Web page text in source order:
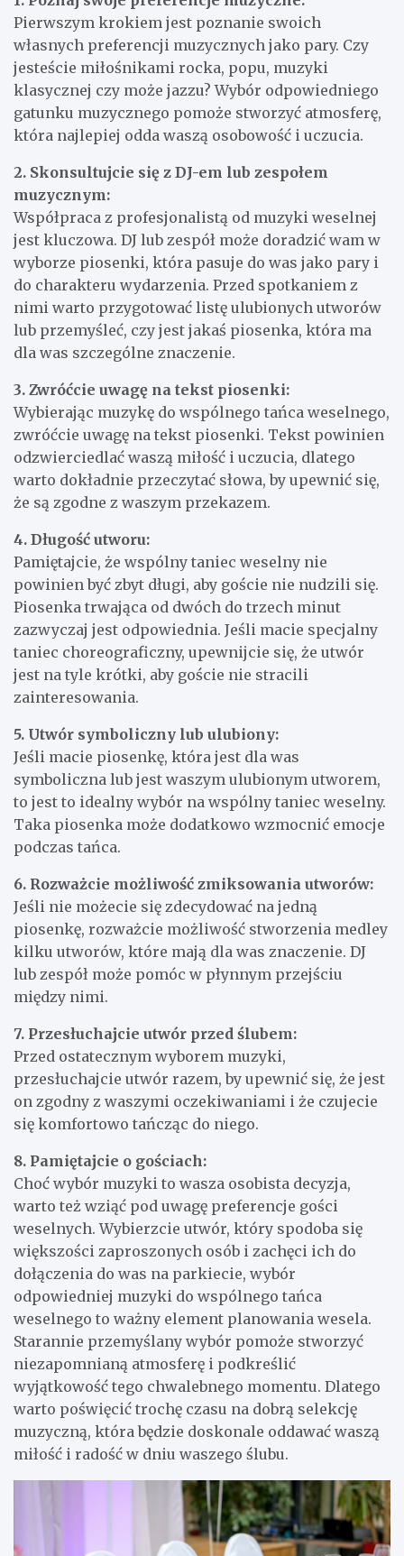
Pierwszym krokiem jest poznanie swoich
własnych preferencji muzycznych jako pary. Czy
jesteście miłośnikami rocka, popu, muzyki
klasycznej czy może jazzu? Wybór odpowiedniego
gatunku muzycznego pomoże stworzyć atmosferę,
która najlepiej odda waszą osobowość i uczucia.
2. Skonsultujcie się z DJ-em lub zespołem
muzycznym:
Współpraca z profesjonalistą od muzyki weselnej
jest kluczowa. DJ lub zespół może doradzić wam w
wyborze piosenki, która pasuje do was jako pary i
do charakteru wydarzenia. Przed spotkaniem z
nimi warto przygotować listę ulubionych utworów
lub przemyśleć, czy jest jakaś piosenka, która ma
dla was szczególne znaczenie.
3. Zwróćcie uwagę na tekst piosenki:
Wybierając muzykę do wspólnego tańca weselnego,
zwróćcie uwagę na tekst piosenki. Tekst powinien
odzwierciedlać waszą miłość i uczucia, dlatego
warto dokładnie przeczytać słowa, by upewnić się,
że są zgodne z waszym przekazem.
4. Długość utworu:
Pamiętajcie, że wspólny taniec weselny nie
powinien być zbyt długi, aby goście nie nudzili się.
Piosenka trwająca od dwóch do trzech minut
zazwyczaj jest odpowiednia. Jeśli macie specjalny
taniec choreograficzny, upewnijcie się, że utwór
jest na tyle krótki, aby goście nie stracili
zainteresowania.
5. Utwór symboliczny lub ulubiony:
Jeśli macie piosenkę, która jest dla was
symboliczna lub jest waszym ulubionym utworem,
to jest to idealny wybór na wspólny taniec weselny.
Taka piosenka może dodatkowo wzmocnić emocje
podczas tańca.
6. Rozważcie możliwość zmiksowania utworów:
Jeśli nie możecie się zdecydować na jedną
piosenkę, rozważcie możliwość stworzenia medley
kilku utworów, które mają dla was znaczenie. DJ
lub zespół może pomóc w płynnym przejściu
między nimi.
7. Przesłuchajcie utwór przed ślubem:
Przed ostatecznym wyborem muzyki,
przesłuchajcie utwór razem, by upewnić się, że jest
on zgodny z waszymi oczekiwaniami i że czujecie
się komfortowo tańcząc do niego.
8. Pamiętajcie o gościach:
Choć wybór muzyki to wasza osobista decyzja,
warto też wziąć pod uwagę preferencje gości
weselnych. Wybierzcie utwór, który spodoba się
większości zaproszonych osób i zachęci ich do
dołączenia do was na parkiecie, wybór
odpowiedniej muzyki do wspólnego tańca
weselnego to ważny element planowania wesela.
Starannie przemyślany wybór pomoże stworzyć
niezapomnianą atmosferę i podkreślić
wyjątkowość tego chwalebnego momentu. Dlatego
warto poświęcić trochę czasu na dobrą selekcję
muzyczną, która będzie doskonale oddawać waszą
miłość i radość w dniu waszego ślubu.